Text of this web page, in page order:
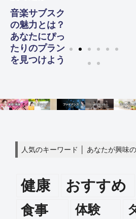
音楽サブスク
の魅力とは？
あなたにぴっ
たりのプラン
を見つけよう
人気のキーワード │ あなたが興味
健康 おすすめ
食事 体験